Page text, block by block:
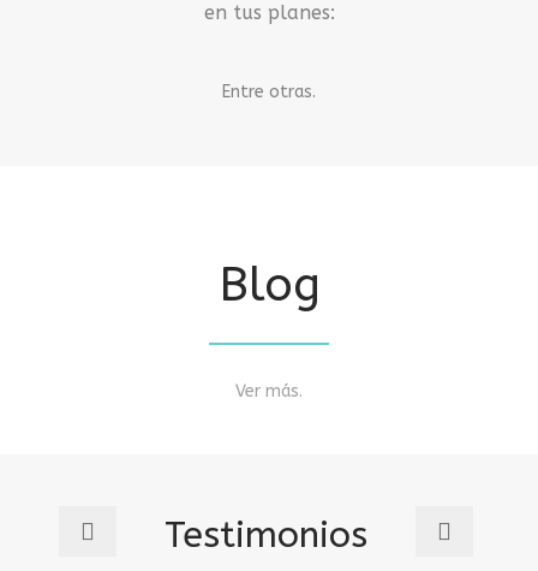
en tus planes:
Entre otras.
Blog
Ver más.
Testimonios